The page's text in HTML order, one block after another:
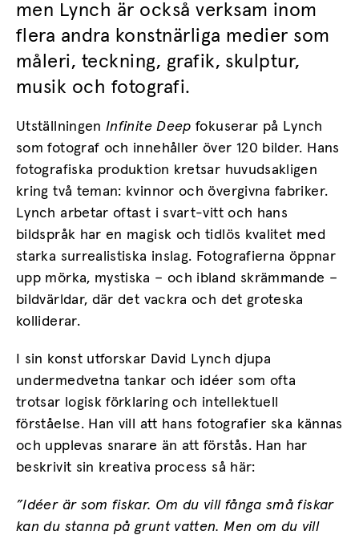
men Lynch är också verksam inom
flera andra konstnärliga medier som
måleri, teckning, grafik, skulptur,
musik och fotografi.
UtställningenInfiniteDeepfokuserar på Lynch
som fotograf och innehåller över 120 bilder. Hans
fotografiska produktion kretsar huvudsakligen
kring två teman: kvinnor och övergivna fabriker.
Lynch arbetar oftast i svart-vitt och hans
bildspråk har en magisk och tidlös kvalitet med
starka surrealistiska inslag. Fotografierna öppnar
upp mörka, mystiska – och ibland skrämmande –
bildvärldar, där det vackra och det groteska
kolliderar.
I sin konst utforskar David Lynch djupa
undermedvetna tankar och idéer som ofta
trotsar logisk förklaring och intellektuell
förståelse. Han vill att hans fotografier ska kännas
och upplevas snarare än att förstås. Han har
beskrivit sin kreativa process så här:
”Idéer är som fiskar. Om du vill fånga små fiskar
kan du stanna på grunt vatten. Men om du vill